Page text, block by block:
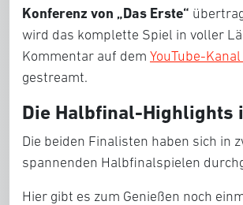
Konferenz von „Das Erste“
wird das komplette Spiel in voller
Kommentar auf dem YouTube-
gestreamt.
Die Halbfinal-Highlights
Die beiden Finalisten haben sich in
spannenden Halbfinalspielen
Hier gibt es zum Genießen noch